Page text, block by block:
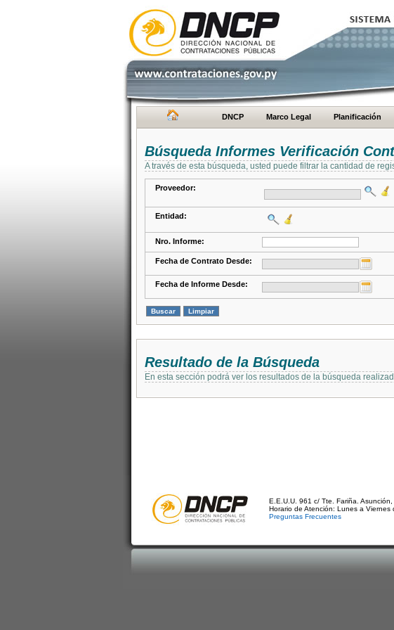
DNCP Marco Legal Planificación
Búsqueda Informes Verificación
A través de esta búsqueda, usted puede filtrar la cantidad de
Proveedor:
Entidad:
Nro. Informe:
Fecha de Contrato Desde:
Fecha de Informe Desde:
Resultado de la Búsqueda
En esta sección podrá ver los resultados de la búsqueda
E.E.U.U. 961 c/ Tte. Fariña.
Horario de Atención: Lunes a
Preguntas Frecuentes